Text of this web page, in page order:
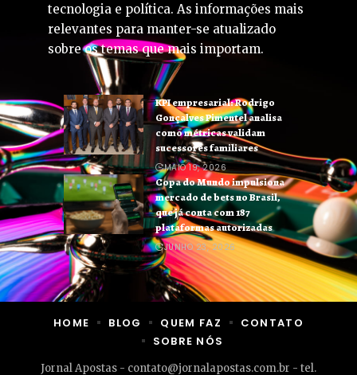
tecnologia e política. As informações mais
relevantes para manter-se atualizado
sobre os temas que mais importam.
KPI empresarial: Rodrigo
Gonçalves Pimentel analisa
como métricas validam
sucessores familiares
MAIO 19, 2026
Copa do Mundo impulsiona
mercado de bets no Brasil,
que já conta com 187
plataformas autorizadas
JUNHO 23, 2026
Jornal Apostas - contato@jornalapostas.com.br - tel.
HOME BLOG QUEM FAZ
CONTATO
SOBRE NÓS